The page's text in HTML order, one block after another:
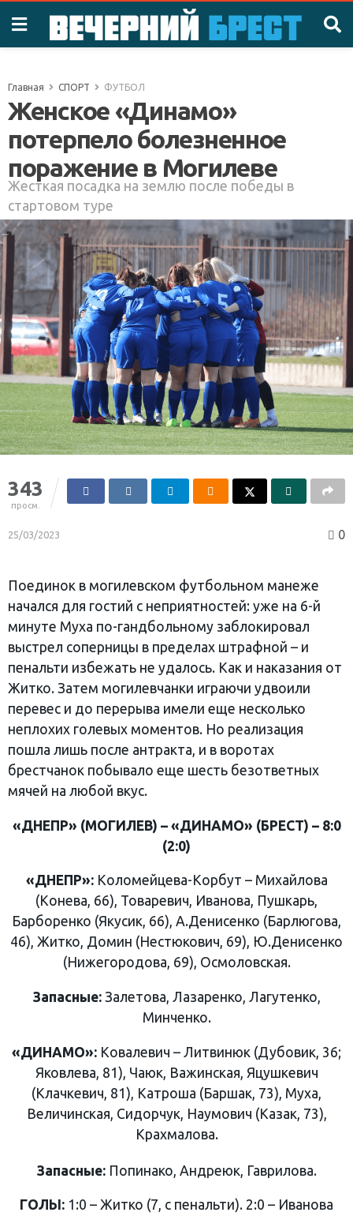
Главная СПОРТ ФУТБОЛ
Женское «Динамо»
потерпело болезненное
поражение в Могилеве
Жесткая посадка на землю после победы в
стартовом туре
343
просм.
25/03/2023 0
Поединок в могилевском футбольном манеже
начался для гостий с неприятностей: уже на 6-й
минуте Муха по-гандбольному заблокировал
выстрел соперницы в пределах штрафной – и
пенальти избежать не удалось. Как и наказания от
Житко. Затем могилевчанки играючи удвоили
перевес и до перерыва имели еще несколько
неплохих голевых моментов. Но реализация
пошла лишь после антракта, и в воротах
брестчанок побывало еще шесть безответных
мячей на любой вкус.
«ДНЕПР» (МОГИЛЕВ) – «ДИНАМО» (БРЕСТ) – 8:0
(2:0)
«ДНЕПР»: Коломейцева-Корбут – Михайлова
(Конева, 66), Товаревич, Иванова, Пушкарь,
Барборенко (Якусик, 66), А.Денисенко (Барлюгова,
46), Житко, Домин (Нестюкович, 69), Ю.Денисенко
(Нижегородова, 69), Осмоловская.
Запасные: Залетова, Лазаренко, Лагутенко,
Минченко.
«ДИНАМО»: Ковалевич – Литвинюк (Дубовик, 36;
Яковлева, 81), Чаюк, Важинская, Яцушкевич
(Клачкевич, 81), Катроша (Баршак, 73), Муха,
Величинская, Сидорчук, Наумович (Казак, 73),
Крахмалова.
Запасные: Попинако, Андреюк, Гаврилова.
ГОЛЫ: 1:0 – Житко (7, с пенальти). 2:0 – Иванова